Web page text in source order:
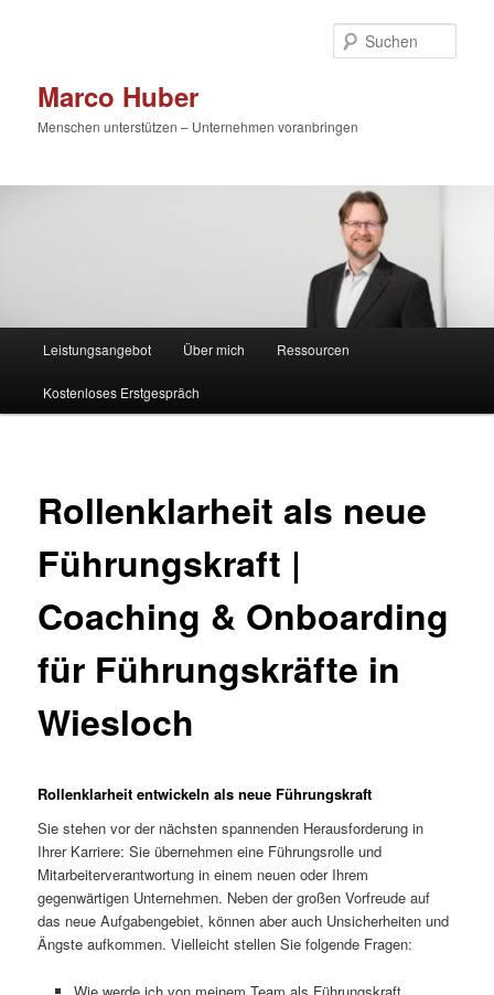
Marco Huber
Menschen unterstützen – Unternehmen voranbringen
Leistungsangebot Über mich Ressourcen
Kostenloses Erstgespräch
Rollenklarheit als neue
Führungskraft |
Coaching & Onboarding
für Führungskräfte in
Wiesloch
Rollenklarheit entwickeln als neue Führungskraft
Sie stehen vor der nächsten spannenden Herausforderung in
Ihrer Karriere: Sie übernehmen eine Führungsrolle und
Mitarbeiterverantwortung in einem neuen oder Ihrem
gegenwärtigen Unternehmen. Neben der großen Vorfreude auf
das neue Aufgabengebiet, können aber auch Unsicherheiten und
Ängste aufkommen. Vielleicht stellen Sie folgende Fragen:
Wie werde ich von meinem Team als Führungskraft